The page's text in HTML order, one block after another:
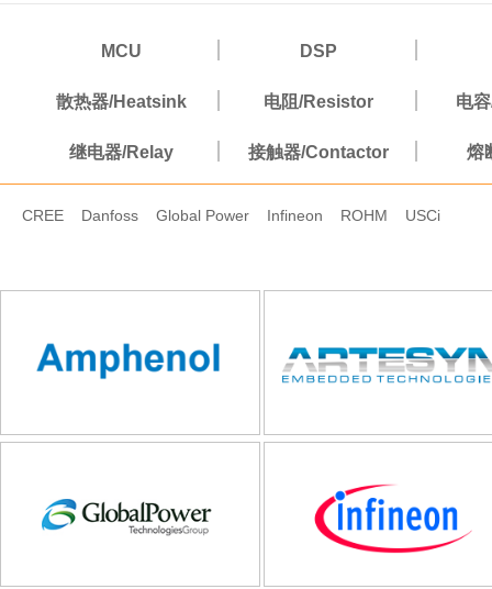
MCU DSP
散热器/Heatsink 电阻/Resistor 电
继电器/Relay 接触器/Contactor 熔
CREE Danfoss Global Power Infineon ROHM USCi